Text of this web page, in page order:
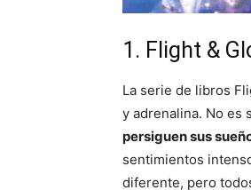
1. Flight &
La serie de libros
y adrenalina. No es
persiguen sus
sentimientos
diferente, pero